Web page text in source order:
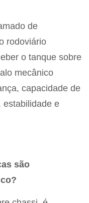
de
rodoviário
o tanque sobre
mecânico
capacidade de
estabilidade e
são